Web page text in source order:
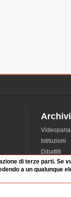
Istituzioni
Dibattiti
Radicali
di terze parti. Se
a un qualunque